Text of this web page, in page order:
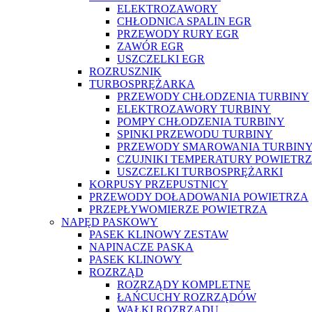
ELEKTROZAWORY
CHŁODNICA SPALIN EGR
PRZEWODY RURY EGR
ZAWÓR EGR
USZCZELKI EGR
ROZRUSZNIK
TURBOSPRĘŻARKA
PRZEWODY CHŁODZENIA TURBINY
ELEKTROZAWORY TURBINY
POMPY CHŁODZENIA TURBINY
SPINKI PRZEWODU TURBINY
PRZEWODY SMAROWANIA
CZUJNIKI TEMPERATURY
USZCZELKI TURBOSPRĘŻARKI
KORPUSY PRZEPUSTNICY
PRZEWODY DOŁADOWANIA POWIETRZA
PRZEPŁYWOMIERZE POWIETRZA
NAPĘD PASKOWY
PASEK KLINOWY ZESTAW
NAPINACZE PASKA
PASEK KLINOWY
ROZRZĄD
ROZRZĄDY KOMPLETNE
ŁAŃCUCHY ROZRZĄDÓW
WAŁKI ROZRZĄDU